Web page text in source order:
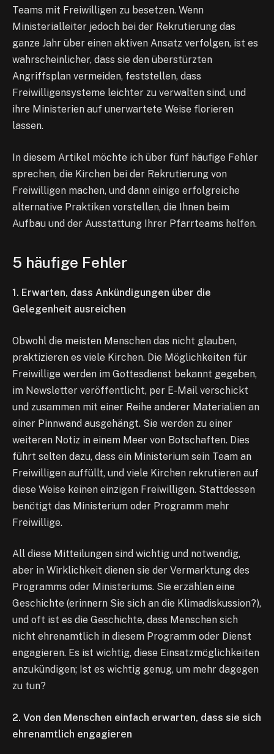
Teams mit Freiwilligen zu besetzen. Wenn
Ministerialleiter jedoch bei der Rekrutierung das
ganze Jahr über einen aktiven Ansatz verfolgen, ist es
wahrscheinlicher, dass sie den überstürzten
Angriffsplan vermeiden, feststellen, dass
Freiwilligensysteme leichter zu verwalten sind, und
ihre Ministerien auf unerwartete Weise florieren
lassen.
In diesem Artikel möchte ich über fünf häufige Fehler
sprechen, die Kirchen bei der Rekrutierung von
Freiwilligen machen, und dann einige erfolgreiche
alternative Praktiken vorstellen, die Ihnen beim
Aufbau und der Ausstattung Ihrer Pfarrteams helfen.
5 häufige Fehler
1. Erwarten, dass Ankündigungen über die
Gelegenheit ausreichen
Obwohl die meisten Menschen das nicht glauben,
praktizieren es viele Kirchen. Die Möglichkeiten für
Freiwillige werden im Gottesdienst bekannt gegeben,
im Newsletter veröffentlicht, per E-Mail verschickt
und zusammen mit einer Reihe anderer Materialien an
einer Pinnwand ausgehängt. Sie werden zu einer
weiteren Notiz in einem Meer von Botschaften. Dies
führt selten dazu, dass ein Ministerium sein Team an
Freiwilligen auffüllt, und viele Kirchen rekrutieren auf
diese Weise keinen einzigen Freiwilligen. Stattdessen
benötigt das Ministerium oder Programm mehr
Freiwillige.
All diese Mitteilungen sind wichtig und notwendig,
aber in Wirklichkeit dienen sie der Vermarktung des
Programms oder Ministeriums. Sie erzählen eine
Geschichte (erinnern Sie sich an die Klimadiskussion?),
und oft ist es die Geschichte, dass Menschen sich
nicht ehrenamtlich in diesem Programm oder Dienst
engagieren. Es ist wichtig, diese Einsatzmöglichkeiten
anzukündigen; Ist es wichtig genug, um mehr dagegen
zu tun?
2. Von den Menschen einfach erwarten, dass sie sich
ehrenamtlich engagieren